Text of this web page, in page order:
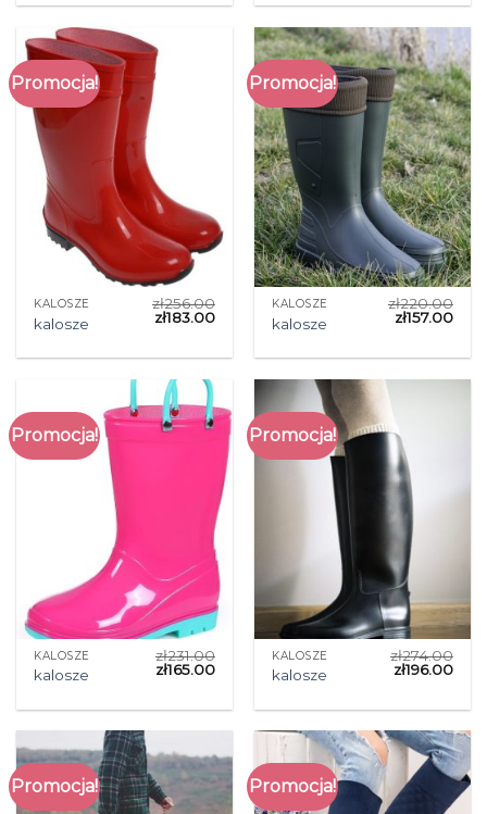
Promocja!
KALOSZE
kalosze
zł256.00
zł183.00
Promocja!
KALOSZE
kalosze
zł220.00
zł157.00
Promocja!
KALOSZE
kalosze
zł231.00
zł165.00
Promocja!
KALOSZE
kalosze
zł274.00
zł196.00
Promocja! Promocja!